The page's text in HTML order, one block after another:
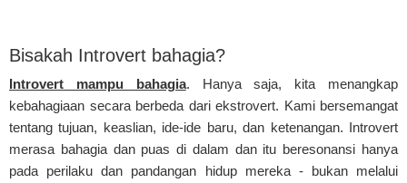
Bisakah Introvert bahagia?
Introvert mampu bahagia. Hanya saja, kita menangkap
kebahagiaan secara berbeda dari ekstrovert. Kami bersemangat
tentang tujuan, keaslian, ide-ide baru, dan ketenangan. Introvert
merasa bahagia dan puas di dalam dan itu beresonansi hanya
pada perilaku dan pandangan hidup mereka - bukan melalui